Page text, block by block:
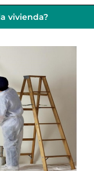
vivienda?